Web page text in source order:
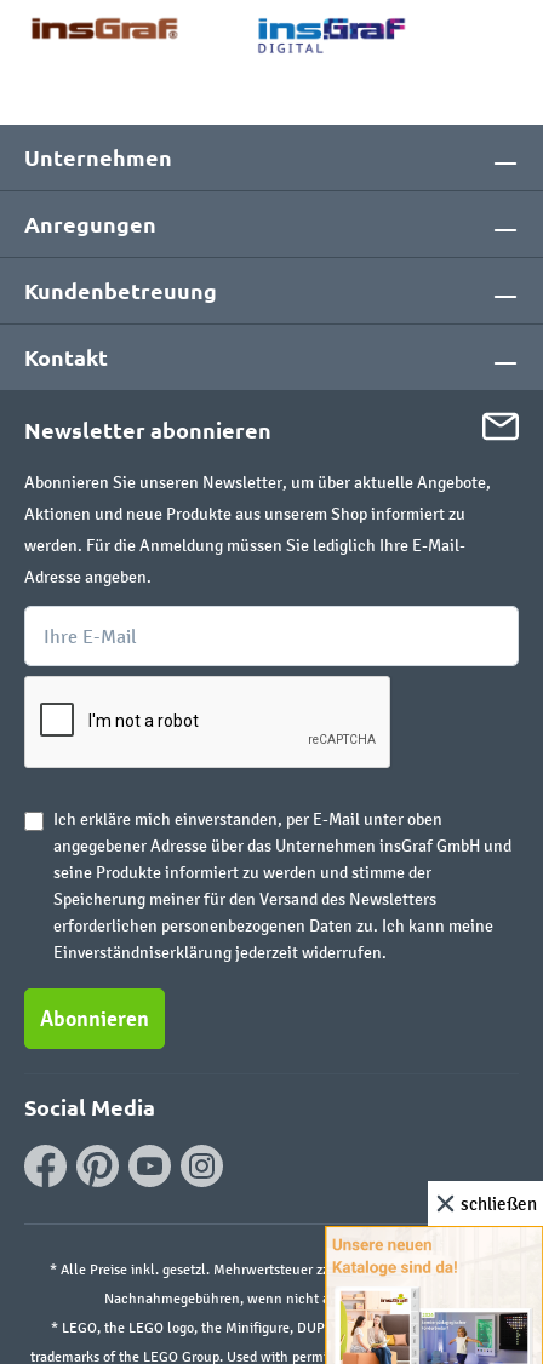
Unternehmen
Anregungen
Kundenbetreuung
Kontakt
Newsletter abonnieren
Abonnieren Sie unseren Newsletter, um über aktuelle Angebote,
Aktionen und neue Produkte aus unserem Shop informiert zu
werden. Für die Anmeldung müssen Sie lediglich Ihre E-Mail-
Adresse angeben.
Ich erkläre mich einverstanden, per E-Mail unter oben
angegebener Adresse über das Unternehmen insGraf GmbH und
seine Produkte informiert zu werden und stimme der
Speicherung meiner für den Versand des Newsletters
erforderlichen personenbezogenen Daten zu. Ich kann meine
Einverständniserklärung jederzeit widerrufen.
Abonnieren
Social Media
* Alle Preise inkl. gesetzl. Mehrwertsteuer zzgl.Versandkostenund ggf.
Nachnahmegebühren, wenn nicht anders angegeben.
* LEGO, the LEGO logo, the Minifigure, DUPLO, and the SPIKE logo are
trademarks of the LEGO Group. Used with permission. ©2026 The LEGO Group
schließen